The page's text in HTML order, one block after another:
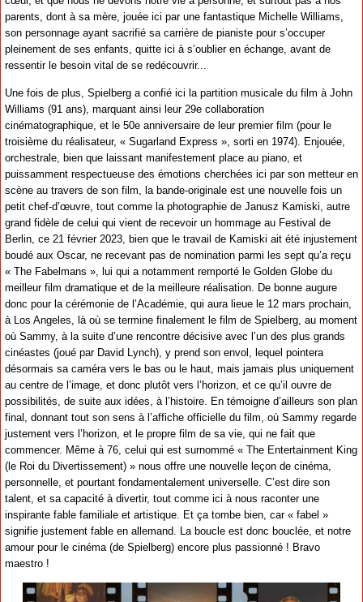
parents, dont à sa mère, jouée ici par une fantastique Michelle Williams,
son personnage ayant sacrifié sa carrière de pianiste pour s’occuper
pleinement de ses enfants, quitte ici à s’oublier en échange, avant de
ressentir le besoin vital de se redécouvrir...
Une fois de plus, Spielberg a confié ici la partition musicale du film à John
Williams (91 ans), marquant ainsi leur 29e collaboration
cinématographique, et le 50e anniversaire de leur premier film (pour le
troisième du réalisateur, « Sugarland Express », sorti en 1974). Enjouée,
orchestrale, bien que laissant manifestement place au piano, et
puissamment respectueuse des émotions cherchées ici par son metteur en
scène au travers de son film, la bande-originale est une nouvelle fois un
petit chef-d’œuvre, tout comme la photographie de Janusz Kamiski, autre
grand fidèle de celui qui vient de recevoir un hommage au Festival de
Berlin, ce 21 février 2023, bien que le travail de Kamiski ait été injustement
boudé aux Oscar, ne recevant pas de nomination parmi les sept qu’a reçu
« The Fabelmans », lui qui a notamment remporté le Golden Globe du
meilleur film dramatique et de la meilleure réalisation. De bonne augure
donc pour la cérémonie de l’Académie, qui aura lieue le 12 mars prochain,
à Los Angeles, là où se termine finalement le film de Spielberg, au moment
où Sammy, à la suite d’une rencontre décisive avec l’un des plus grands
cinéastes (joué par David Lynch), y prend son envol, lequel pointera
désormais sa caméra vers le bas ou le haut, mais jamais plus uniquement
au centre de l’image, et donc plutôt vers l’horizon, et ce qu’il ouvre de
possibilités, de suite aux idées, à l’histoire. En témoigne d’ailleurs son plan
final, donnant tout son sens à l’affiche officielle du film, où Sammy regarde
justement vers l’horizon, et le propre film de sa vie, qui ne fait que
commencer. Même à 76, celui qui est surnommé « The Entertainment King
(le Roi du Divertissement) » nous offre une nouvelle leçon de cinéma,
personnelle, et pourtant fondamentalement universelle. C’est dire son
talent, et sa capacité à divertir, tout comme ici à nous raconter une
inspirante fable familiale et artistique. Et ça tombe bien, car « fabel »
signifie justement fable en allemand. La boucle est donc bouclée, et notre
amour pour le cinéma (de Spielberg) encore plus passionné ! Bravo
maestro !